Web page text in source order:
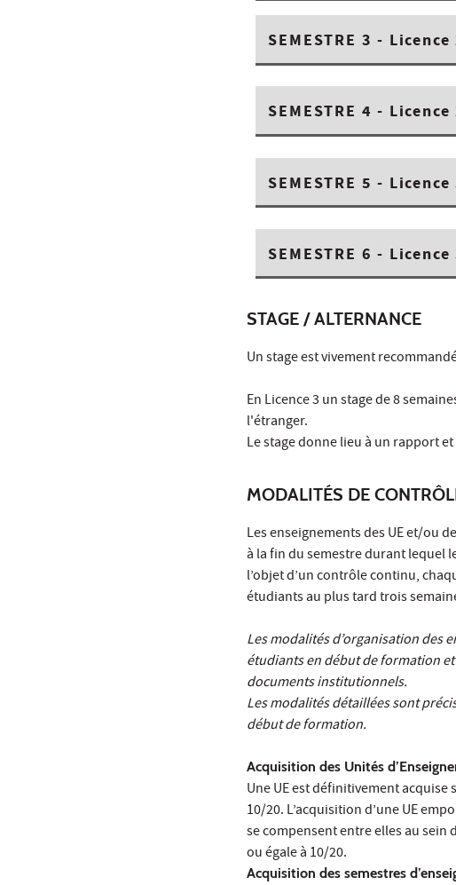
SEMESTRE 3 - Licence
SEMESTRE 4 - Licence
SEMESTRE 5 - Licence
SEMESTRE 6 - Licence
STAGE / ALTERNANCE
Un stage est vivement
En Licence 3 un stage de 8
l'étranger.
Le stage donne lieu à un rapport
MODALITÉS DE
Les enseignements des UE et/ou
à la fin du semestre durant lequel
l’objet d’un contrôle continu,
étudiants au plus tard trois
Les modalités d’organisation des
étudiants en début de formation
documents institutionnels.
Les modalités détaillées sont
début de formation.
Acquisition des Unités
Une UE est définitivement acquise
10/20. L’acquisition d’une UE
se compensent entre elles au sein
ou égale à 10/20.
Acquisition des semestres